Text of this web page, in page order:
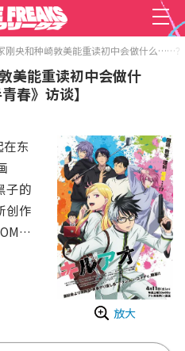
刚央和种崎敦美能重读初中会做什么……
美能重读初中会做什
春》访谈】
放大
东
子的
创作
的生